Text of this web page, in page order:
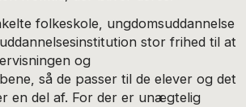
folkeskole, ungdomsuddannelse
stor frihed til at
og
så de passer til de elever og det
en del af. For der er unægtelig